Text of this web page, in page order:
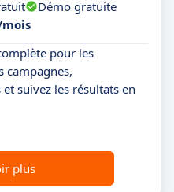
Démo gratuite
mois
pour les
campagnes,
suivez les résultats en
plus